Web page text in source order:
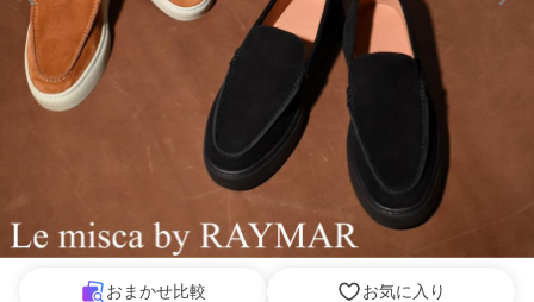
おまかせ比較 お気に入り